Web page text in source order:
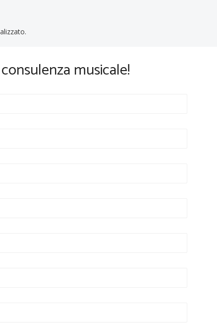
musicale!